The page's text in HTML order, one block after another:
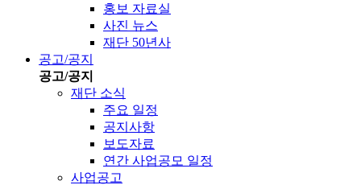
홍보 자료실
사진 뉴스
재단 50년사
공고/공지
공고/공지
재단 소식
주요 일정
공지사항
보도자료
연간 사업공모 일정
사업공고